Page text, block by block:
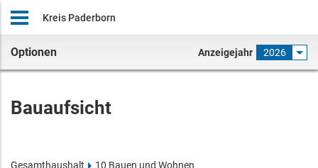
Kreis Paderborn
Optionen Anzeigejahr 2026
Bauaufsicht
Gesamthaushalt
10 Bauen und Wohnen